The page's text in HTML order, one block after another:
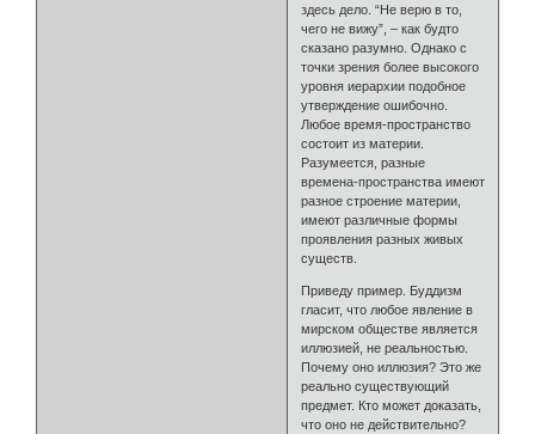
здесь дело. “Не верю в то,
чего не вижу”, – как будто
сказано разумно. Однако с
точки зрения более высокого
уровня иерархии подобное
утверждение ошибочно.
Любое время-пространство
состоит из материи.
Разумеется, разные
времена-пространства имеют
разное строение материи,
имеют различные формы
проявления разных живых
существ.
Приведу пример. Буддизм
гласит, что любое явление в
мирском обществе является
иллюзией, не реальностью.
Почему оно иллюзия? Это же
реально существующий
предмет. Кто может доказать,
что оно не действительно?